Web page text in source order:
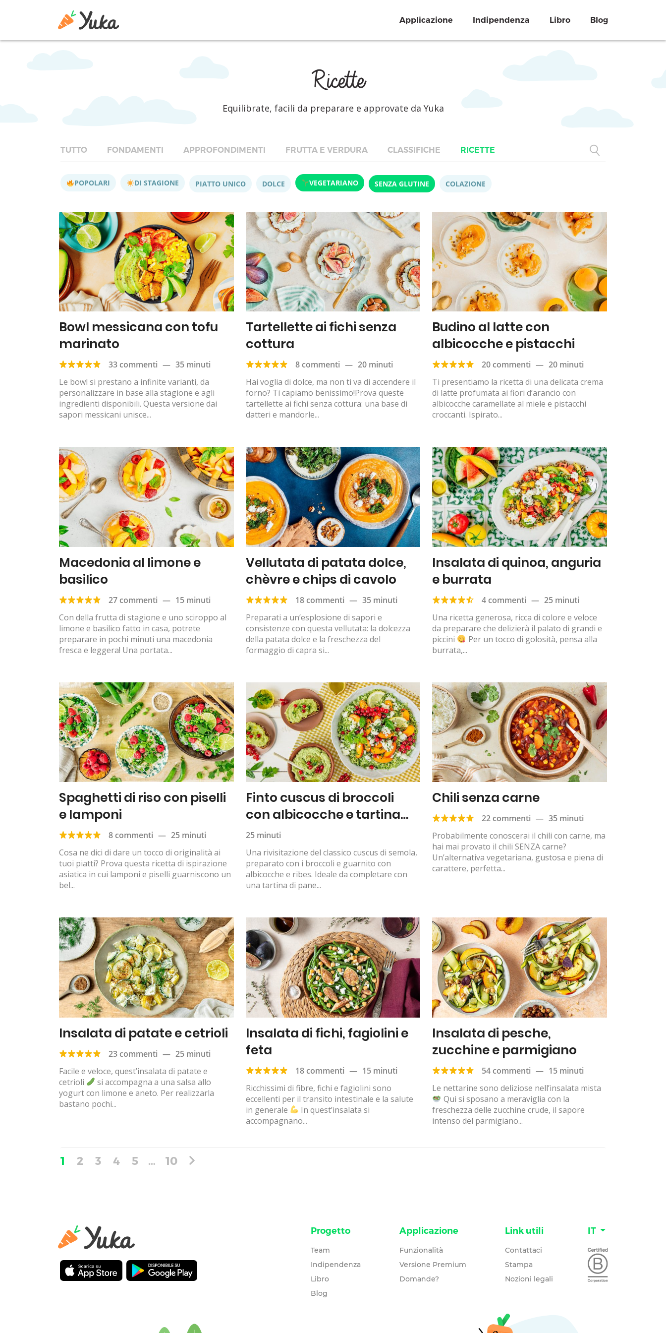
Applicazione Indipendenza Libro Blog
Ricette
Equilibrate, facili da preparare e approvate da Yuka
TUTTO FONDAMENTI APPROFONDIMENTI FRUTTA E VERDURA CLASSIFICHE RICETTE
POPOLARI DI STAGIONE PIATTO UNICO DOLCE VEGETARIANO SENZA GLUTINE COLAZIONE
Bowl messicana con tofu
marinato
33 commenti — 35 minuti
Le bowl si prestano a infinite varianti, da
personalizzare in base alla stagione e agli
ingredienti disponibili. Questa versione dai
sapori messicani unisce...
Tartellette ai fichi senza
cottura
8 commenti — 20 minuti
Hai voglia di dolce, ma non ti va di accendere il
forno? Ti capiamo benissimo!Prova queste
tartellette ai fichi senza cottura: una base di
datteri e mandorle...
Budino al latte con
albicocche e pistacchi
20 commenti — 20 minuti
Ti presentiamo la ricetta di una delicata crema
di latte profumata ai fiori d’arancio con
albicocche caramellate al miele e pistacchi
croccanti. Ispirato...
Macedonia al limone e
basilico
27 commenti — 15 minuti
Con della frutta di stagione e uno sciroppo al
limone e basilico fatto in casa, potrete
preparare in pochi minuti una macedonia
fresca e leggera! Una portata...
Vellutata di patata dolce,
chèvre e chips di cavolo
18 commenti — 35 minuti
Preparati a un’esplosione di sapori e
consistenze con questa vellutata: la dolcezza
della patata dolce e la freschezza del
formaggio di capra si...
Insalata di quinoa, anguria
e burrata
4 commenti — 25 minuti
Una ricetta generosa, ricca di colore e veloce
da preparare che delizierà il palato di grandi e
piccini
Per un tocco di golosità, pensa alla
burrata,...
Spaghetti di riso con piselli
e lamponi
8 commenti — 25 minuti
Cosa ne dici di dare un tocco di originalità ai
tuoi piatti? Prova questa ricetta di ispirazione
asiatica in cui lamponi e piselli guarniscono un
bel...
Finto cuscus di broccoli
con albicocche e tartina
all’hummus
25 minuti
Una rivisitazione del classico cuscus di semola,
preparato con i broccoli e guarnito con
albicocche e ribes. Ideale da completare con
una tartina di pane...
Chili senza carne
22 commenti — 35 minuti
Probabilmente conoscerai il chili con carne, ma
hai mai provato il chili SENZA carne?
Un’alternativa vegetariana, gustosa e piena di
carattere, perfetta...
Insalata di patate e cetrioli
23 commenti — 25 minuti
Facile e veloce, quest’insalata di patate e
cetrioli
si accompagna a una salsa allo
yogurt con limone e aneto. Per realizzarla
bastano pochi...
Insalata di fichi, fagiolini e
feta
18 commenti — 15 minuti
Ricchissimi di fibre, fichi e fagiolini sono
eccellenti per il transito intestinale e la salute
in generale
In quest’insalata si
accompagnano...
Insalata di pesche,
zucchine e parmigiano
54 commenti — 15 minuti
Le nettarine sono deliziose nell’insalata mista
Qui si sposano a meraviglia con la
freschezza delle zucchine crude, il sapore
intenso del parmigiano...
1 2 3 4 5 … 10
Progetto
Team
Indipendenza
Libro
Blog
Applicazione
Funzionalità
Versione Premium
Domande?
Link utili
Contattaci
Stampa
Nozioni legali
IT